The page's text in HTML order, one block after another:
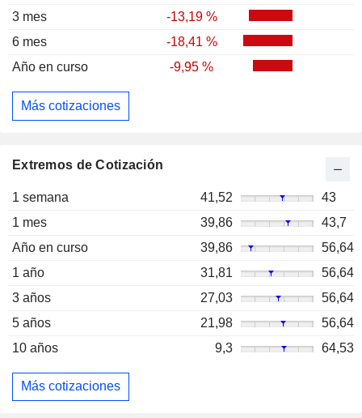
3 mes
-13,19 %
6 mes
-18,41 %
Año en curso
-9,95 %
Más cotizaciones
Extremos de Cotización
1 semana 41,52
43
1 mes
39,86
43,7
Año en curso
39,86
56,64
1 año
31,81
56,64
3 años
27,03
56,64
5 años
21,98
56,64
10 años
9,3 64,53
Más cotizaciones